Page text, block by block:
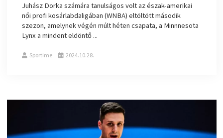
Juhász Dorka számára tanulságos volt az észak-amerikai
női profi kosárlabdaligában (WNBA) eltöltött második
szezon, amelynek végén múlt héten csapata, a Minnnesota
Lynx a mindent eldöntő ...
Sportime 2024.10.28.